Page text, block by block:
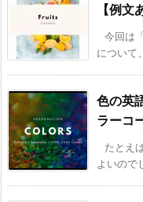
【例文
今回は
について
色の英
ラーコ
たとえ
よいので